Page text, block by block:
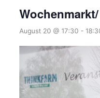
August 20 @ 17:30 -